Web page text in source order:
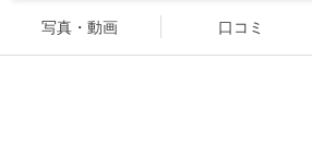
写真・動画 口コミ